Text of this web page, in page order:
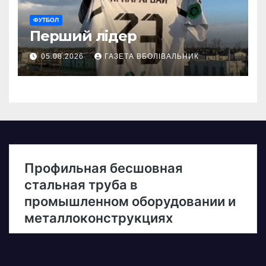
ФУТБОЛ
Перший лідер
05.08.2026 ГАЗЕТА ВБОЛІВАЛЬНИК